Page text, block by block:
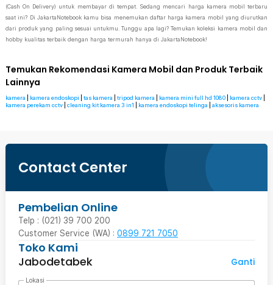
(Cash On Delivery) untuk membayar di tempat. Sedang mencari harga kamera mobil terbaru
saat ini? Di JakartaNotebook kamu bisa menemukan daftar harga kamera mobil yang diurutkan
dari produk yang paling sesuai untukmu. Tunggu apa lagi? Temukan koleksi kamera mobil dan
hobby kualitas terbaik dengan harga termurah hanya di JakartaNotebook!
Temukan Rekomendasi Kamera Mobil dan Produk Terbaik
Lainnya
kamera kamera endoskopi tas kamera tripod kamera kamera mini full hd 1080 kamera cctv
kamera perekam cctv
cleaning kit kamera 3 in1 kamera endoskopi telinga aksesoris kamera
Contact Center
Pembelian Online
Telp : (021) 39 700 200
Customer Service (WA) : 0899 721 7050
Toko Kami
Jabodetabek
Ganti
Lokasi